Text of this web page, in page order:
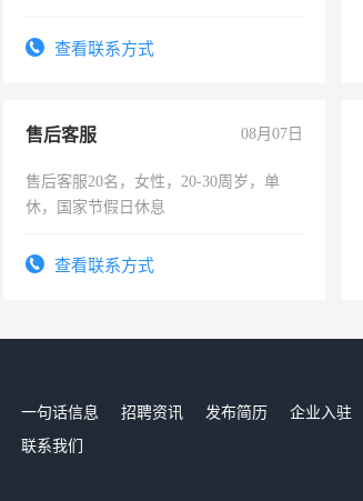
太太等。查看联系方式
售后客服 08月07日
售后客服20名，女性，20-30周岁，单
休，国家节假日休息
查看联系方式
一句话信息 招聘资讯 发布简历 企业入驻
联系我们